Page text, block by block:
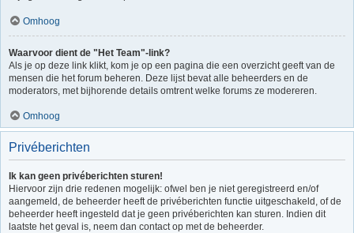
Omhoog
Waarvoor dient de "Het Team"-link?
Als je op deze link klikt, kom je op een pagina die een overzicht geeft van de
mensen die het forum beheren. Deze lijst bevat alle beheerders en de
moderators, met bijhorende details omtrent welke forums ze modereren.
Omhoog
Privéberichten
Ik kan geen privéberichten sturen!
Hiervoor zijn drie redenen mogelijk: ofwel ben je niet geregistreerd en/of
aangemeld, de beheerder heeft de privéberichten functie uitgeschakeld, of de
beheerder heeft ingesteld dat je geen privéberichten kan sturen. Indien dit
laatste het geval is, neem dan contact op met de beheerder.